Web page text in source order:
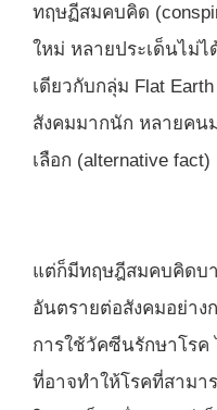
ทฤษฏีสมคบคิด
ใหม่ หลายประเด็นไม่ไ
เดียวกับกลุ่ม Flat
สังคมมากนัก หลายคน
เลือก (alternative fact)
แต่ก็มีทฤษฎีสมคบคิดบ
อันตรายต่อสังคมอย่าง
การใช้วัคซีนรักษาโร
ที่อาจทำให้โรคที่สามา